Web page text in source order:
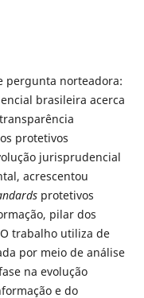
pergunta norteadora:
brasileira acerca
protetivos
jurisprudencial
acrescentou
protetivos
pilar dos
trabalho utiliza de
por meio de análise
na evolução
e do